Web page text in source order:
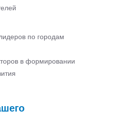
по городам
в формировании
рекламных турах